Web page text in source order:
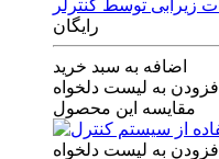
رایگان
اضافه به سبد خرید
افزودن به لیست دلخواه
مقایسه این محصول
افزودن به لیست دلخواه